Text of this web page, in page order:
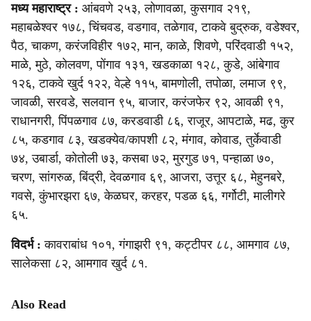
मध्य महाराष्ट्र : आंबवणे २५३, लोणावळा, कुसगाव २१९,
महाबळेश्वर १७८, चिंचवड, वडगाव, तळेगाव, टाकवे बुद्रुक, वडेश्वर,
पैठ, चाकण, करंजविहीर १७२, मान, काळे, शिवणे, परिंदवाडी १५२,
माळे, मुठे, कोलवण, पोंगाव १३१, खडकाळा १२८, कुडे, आंबेगाव
१२६, टाकवे खुर्द १२२, वेल्हे ११५, बामणोली, तपोळा, लमाज ९९,
जावळी, सरवडे, सलवान ९५, बाजार, करंजफेर ९२, आवळी ९१,
राधानगरी, पिंपळगाव ८७, करडवाडी ८६, राजूर, आपटाळे, मढ, कुर
८५, कडगाव ८३, खडक्येव/कापशी ८२, मंगाव, कोवाड, तुर्केवाडी
७४, उबार्डा, कोतोली ७३, कसबा ७२, मुरगुड ७१, पन्हाळा ७०,
चरण, सांगरुळ, बिंद्री, देवळगाव ६९, आजरा, उत्तूर ६८, मेहुनबरे,
गवसे, कुंभारझरा ६७, केळघर, करहर, पडळ ६६, गर्गोटी, मालीगरे
६५.
विदर्भ : कावराबांध १०१, गंगाझरी ९१, कट्टीपर ८८, आमगाव ८७,
सालेकसा ८२, आमगाव खुर्द ८१.
Also Read